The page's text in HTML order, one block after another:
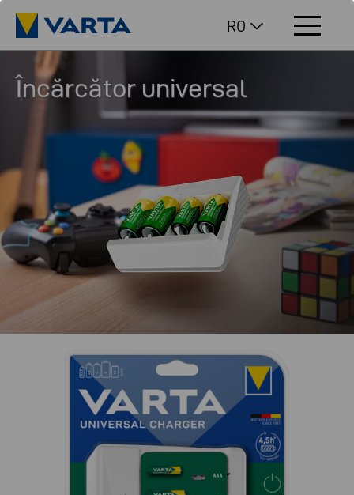
RO
Încărcător universal